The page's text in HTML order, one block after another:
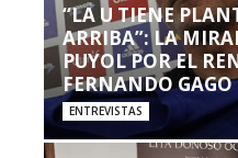
“LA U TIENE
ARRIBA”: LA
PUYOL POR EL
FERNANDO GAGO
ENTREVISTAS